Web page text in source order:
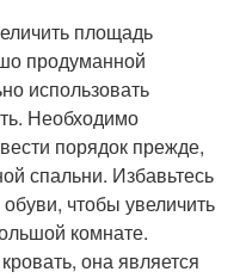
площадь
продуманной
использовать
Необходимо
порядок прежде,
спальни. Избавьтесь
чтобы увеличить
комнате.
она является